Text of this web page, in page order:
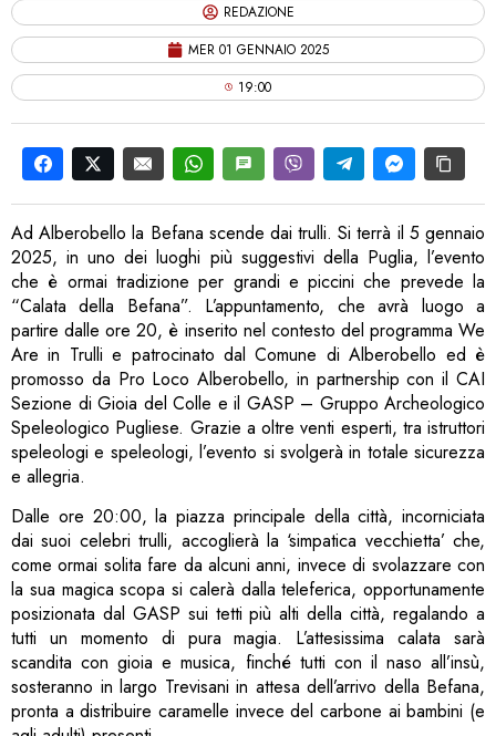
REDAZIONE
MER 01 GENNAIO 2025
19:00
Ad Alberobello la Befana scende dai trulli. Si terrà il 5 gennaio
2025, in uno dei luoghi più suggestivi della Puglia, l’evento
che è ormai tradizione per grandi e piccini che prevede la
“Calata della Befana”. L’appuntamento, che avrà luogo a
partire dalle ore 20, è inserito nel contesto del programma We
Are in Trulli e patrocinato dal Comune di Alberobello ed è
promosso da Pro Loco Alberobello, in partnership con il CAI
Sezione di Gioia del Colle e il GASP – Gruppo Archeologico
Speleologico Pugliese. Grazie a oltre venti esperti, tra istruttori
speleologi e speleologi, l’evento si svolgerà in totale sicurezza
e allegria.
Dalle ore 20:00, la piazza principale della città, incorniciata
dai suoi celebri trulli, accoglierà la ‘simpatica vecchietta’ che,
come ormai solita fare da alcuni anni, invece di svolazzare con
la sua magica scopa si calerà dalla teleferica, opportunamente
posizionata dal GASP sui tetti più alti della città, regalando a
tutti un momento di pura magia. L’attesissima calata sarà
scandita con gioia e musica, finché tutti con il naso all’insù,
sosteranno in largo Trevisani in attesa dell’arrivo della Befana,
pronta a distribuire caramelle invece del carbone ai bambini (e